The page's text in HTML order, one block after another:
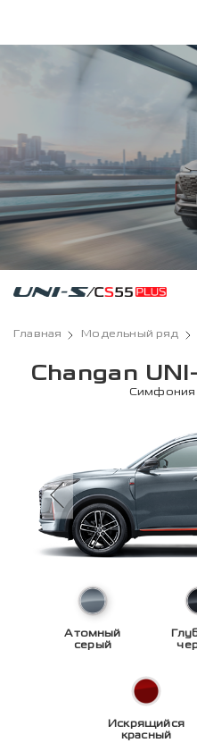
Главная Модельный ряд
Changan
Симфония
Атомный
серый
Искрящийся
красный